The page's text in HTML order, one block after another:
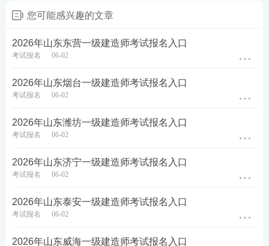
询所学专业是否在范围内。
一级建造师执业资格考试专业对照表【适用大专】.pd
f
一级建造师资格考试（本科）专业对照表（2022年
版）.pdf
一级建造师资格考试（硕博）专业对照表（2022年
山东一建报名安排及其他相关事项：
(一)2026年度一级建造师职业资格考试报名证明事项
k.233.com/28357)的全国专业技术人员资格考试报名
您可能感兴趣的文章
2026年山东东营一级建造师考试报名入口
考试报名 06-02
2026年山东烟台一级建造师考试报名入口
考试报名 06-02
2026年山东潍坊一级建造师考试报名入口
考试报名 06-02
2026年山东济宁一级建造师考试报名入口
考试报名 06-02
2026年山东泰安一级建造师考试报名入口
考试报名 06-02
2026年山东威海一级建造师考试报名入口